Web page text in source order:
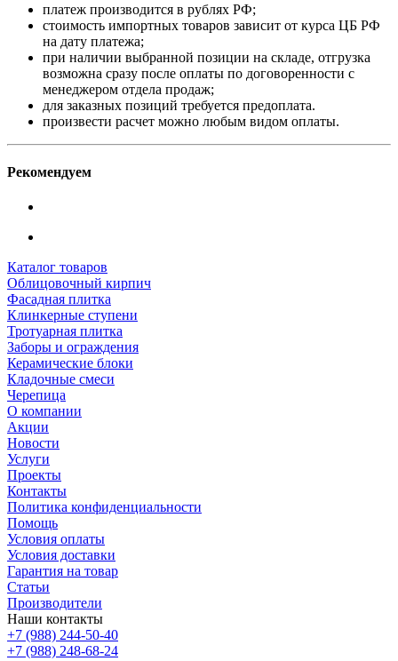
платеж производится в рублях РФ;
стоимость импортных товаров зависит от курса ЦБ РФ
на дату платежа;
при наличии выбранной позиции на складе, отгрузка
возможна сразу после оплаты по договоренности с
менеджером отдела продаж;
для заказных позиций требуется предоплата.
произвести расчет можно любым видом оплаты.
Рекомендуем
Каталог товаров
Облицовочный кирпич
Фасадная плитка
Клинкерные ступени
Тротуарная плитка
Заборы и ограждения
Керамические блоки
Кладочные смеси
Черепица
О компании
Акции
Новости
Услуги
Проекты
Контакты
Политика конфиденциальности
Помощь
Условия оплаты
Условия доставки
Гарантия на товар
Статьи
Производители
Наши контакты
+7 (988) 244-50-40
+7 (988) 248-68-24